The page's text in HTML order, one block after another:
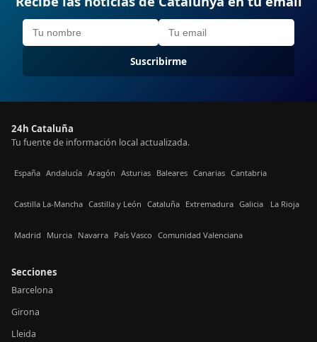
Suscribirme
24h Cataluña
Tu fuente de información local actualizada.
España Andalucía Aragón Asturias Baleares Canarias Cantabria
Castilla La-Mancha Castilla y León Cataluña Extremadura Galicia La Rioja
Madrid Murcia Navarra País Vasco Comunidad Valenciana
Secciones
Barcelona
Girona
Lleida